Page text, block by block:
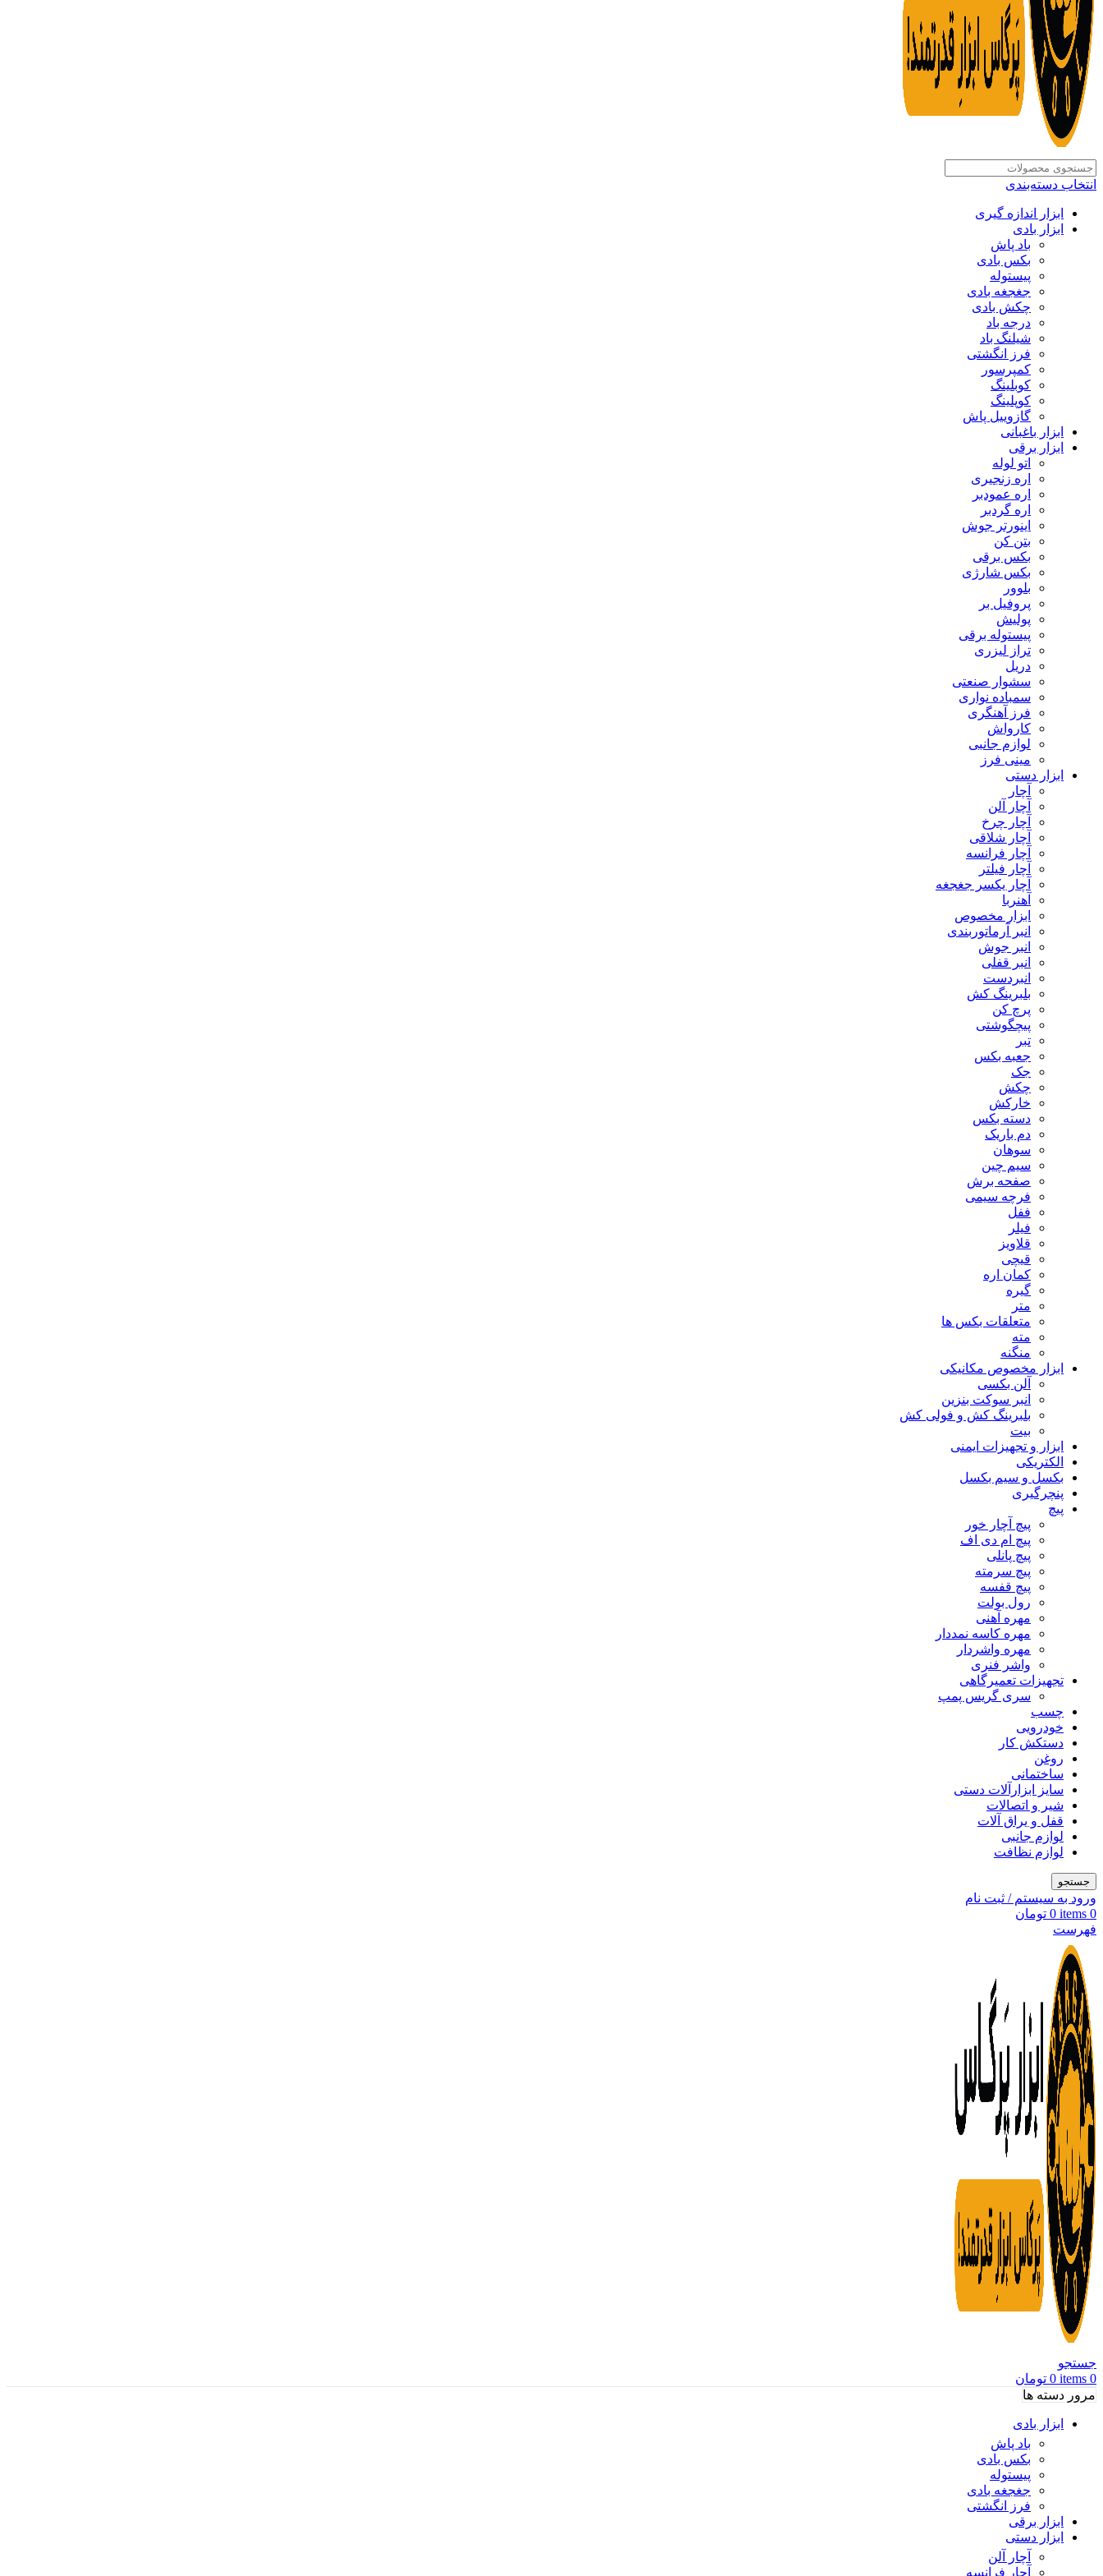
انتخاب دسته‌بندی
ابزار اندازه گیری
ابزار بادی
باد پاش
بکس بادی
پیستوله
جغجغه بادی
چکش بادی
درجه باد
شیلنگ باد
فرز انگشتی
کمپرسور
کوبلینگ
کوپلینگ
گازوییل پاش
ابزار باغبانی
ابزار برقی
اتو لوله
اره زنجیری
اره عمودبر
اره گردبر
اینورتر جوش
بتن کن
بکس برقی
بکس شارژی
بلوور
پروفیل بر
پولیش
پیستوله برقی
تراز لیزری
دریل
سشوار صنعتی
سمباده نواری
فرز آهنگری
کارواش
لوازم جانبی
مینی فرز
ابزار دستی
آچار
آچار آلن
آچار چرخ
آچار شلاقی
آچار فرانسه
آچار فیلتر
آچار یکسر جغجغه
آهنربا
ابزار مخصوص
انبر آرماتوربندی
انبر جوش
انبر قفلی
انبردست
بلبرینگ کش
پرچ کن
پیچگوشتی
تبر
جعبه بکس
جک
چکش
خارکش
دسته بکس
دم باریک
سوهان
سیم چین
صفحه برش
فرچه سیمی
ففل
فیلر
قلاویز
قیچی
کمان اره
گیره
متر
متعلقات بکس ها
مته
منگنه
ابزار مخصوص مکانیکی
آلن بکسی
انبر سوکت بنزین
بلبرینگ کش و فولی کش
بیت
ابزار و تجهیزات ایمنی
الکتریکی
بکسل و سیم بکسل
پنچرگیری
پیچ
پیچ آچار خور
پیچ ام دی اف
پیچ پانلی
پیچ سرمته
پیچ قفسه
رول بولت
مهره آهنی
مهره کاسه نمددار
مهره واشردار
واشر فنری
تجهیزات تعمیرگاهی
سری گریس پمپ
چسب
خودرویی
دستکش کار
روغن
ساختمانی
سایز ابزارآلات دستی
شیر و اتصالات
قفل و یراق آلات
لوازم جانبی
لوازم نظافت
جستجو
ورود به سیستم / ثبت نام
0
items
0 تومان
فهرست
جستجو
0
items
0 تومان
مرور دسته ها
ابزار بادی
باد پاش
بکس بادی
پیستوله
جغجغه بادی
فرز انگشتی
ابزار برقی
ابزار دستی
آچار آلن
آچار فرانسه